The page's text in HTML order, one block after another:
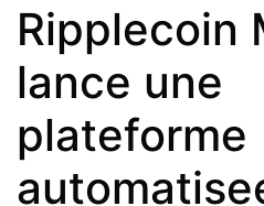
Ripplecoin
lance une
plateforme